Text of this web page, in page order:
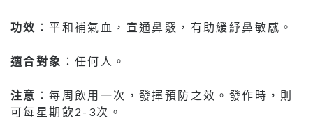
功效 ：平和補氣血，宣通鼻竅，有助緩紓鼻敏感。
適合對象 ：任何人。
注意 ：每周飲用一次，發揮預防之效。發作時，則
可每星期飲2-3次。